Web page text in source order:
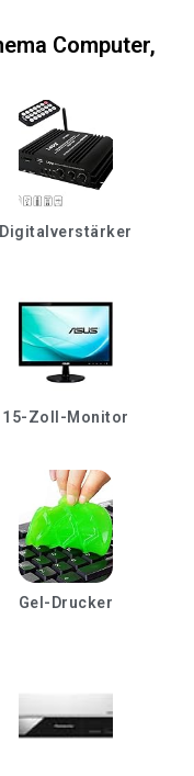
Computer,
Digitalverstärker
15-Zoll-Monitor
Gel-Drucker